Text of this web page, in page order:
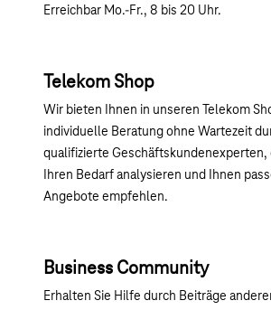
Erreichbar Mo.-Fr., 8 bis 20 Uhr.
Telekom Shop
Wir bieten Ihnen in unseren Telekom
individuelle Beratung ohne Wartezeit
qualifizierte Geschäftskundenexperten,
Ihren Bedarf analysieren und Ihnen
Angebote empfehlen.
Business Community
Erhalten Sie Hilfe durch Beiträge